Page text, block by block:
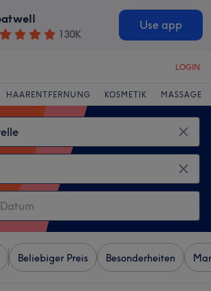
130K
Use app
LOGIN
HAARENTFERNUNG KOSMETIK MASSAGE
Beliebiger Preis Besonderheiten